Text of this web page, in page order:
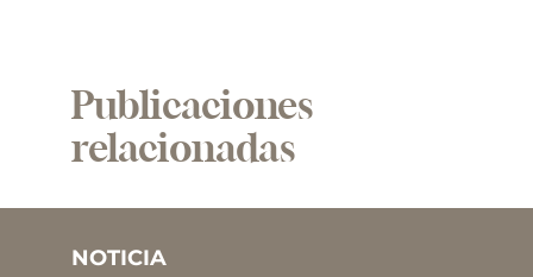
Publicaciones
relacionadas
NOTICIA